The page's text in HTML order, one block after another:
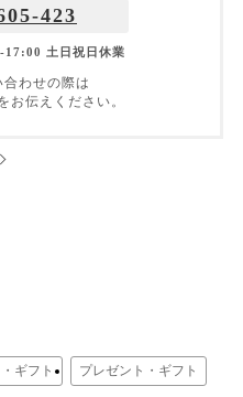
423
土日祝日休業
合わせの際は
お伝えください。
ギフト プレゼント・ギフト